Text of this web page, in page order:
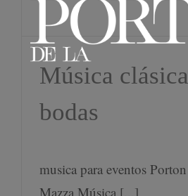
Música
bodas
musica para eventos
Mazza Música [...]